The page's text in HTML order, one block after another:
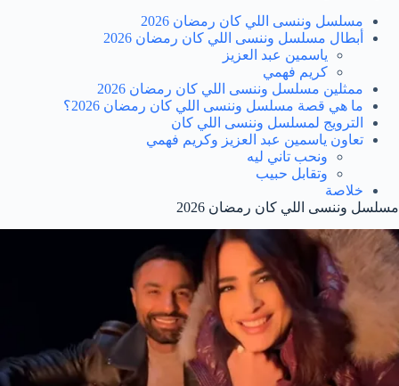
مسلسل وننسى اللي كان رمضان 2026
أبطال مسلسل وننسى اللي كان رمضان 2026
ياسمين عبد العزيز
كريم فهمي
ممثلين مسلسل وننسى اللي كان رمضان 2026
ما هي قصة مسلسل وننسى اللي كان رمضان 2026؟
الترويج لمسلسل وننسى اللي كان
تعاون ياسمين عبد العزيز وكريم فهمي
ونحب تاني ليه
وتقابل حبيب
خلاصة
مسلسل وننسى اللي كان رمضان 2026